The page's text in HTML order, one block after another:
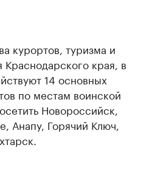
курортов, туризма и
края, в
14 основных
по местам воинской
Новороссийск,
Анапу, Горячий Ключ,